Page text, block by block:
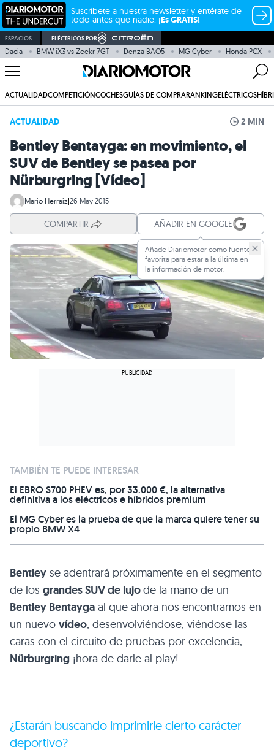
Suscríbete a nuestra newsletter y entérate de
todo antes que nadie. ¡Es GRATIS!
ESPACIOS ELÉCTRICOS POR
Dacia BMW iX3 vs Zeekr 7GT Denza BAO5 MG Cyber Honda PCX
ACTUALIDADCOMPETICIÓNCOCHESGUÍAS DE COMPRARANKINGELÉCTRICOS
ACTUALIDAD 2 MIN
Bentley Bentayga: en movimiento, el
SUV de Bentley se pasea por
Nürburgring [Vídeo]
Mario Herraiz|26 May 2015
COMPARTIR AÑADIR EN GOOGLE
Añade Diariomotor como fuente
favorita para estar a la última en
la información de motor.
TAMBIÉN TE PUEDE INTERESAR
El EBRO S700 PHEV es, por 33.000 €, la alternativa
definitiva a los eléctricos e híbridos premium
El MG Cyber es la prueba de que la marca quiere tener su
propio BMW X4
Bentley se adentrará próximamente en el segmento
de los grandes SUV de lujode la mano de un
Bentley Bentayga al que ahora nos encontramos en
un nuevo vídeo, desenvolviéndose, viéndose las
caras con el circuito de pruebas por excelencia,
Nürburgring ¡hora de darle al play!
¿Estarán buscando imprimirle cierto carácter
deportivo?